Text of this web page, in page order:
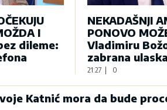
I
dileme:
NEKADAŠNJI
PONOVO
Vladimiru
zabrana ulaska
21:27 | 0
Katnić mora da bude